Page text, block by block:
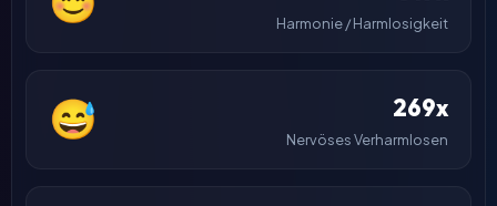
Harmonie / Harmlosigkeit
😅 269x
Nervöses Verharmlosen